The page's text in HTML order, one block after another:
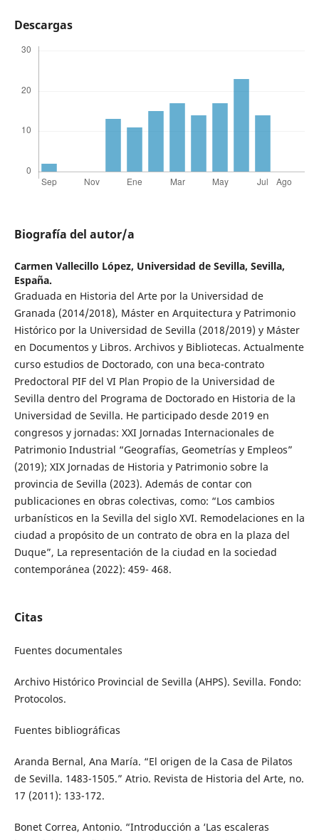
Descargas
Biografía del autor/a
Carmen Vallecillo López, Universidad de Sevilla, Sevilla,
España.
Graduada en Historia del Arte por la Universidad de
Granada (2014/2018), Máster en Arquitectura y Patrimonio
Histórico por la Universidad de Sevilla (2018/2019) y Máster
en Documentos y Libros. Archivos y Bibliotecas. Actualmente
curso estudios de Doctorado, con una beca-contrato
Predoctoral PIF del VI Plan Propio de la Universidad de
Sevilla dentro del Programa de Doctorado en Historia de la
Universidad de Sevilla. He participado desde 2019 en
congresos y jornadas: XXI Jornadas Internacionales de
Patrimonio Industrial “Geografías, Geometrías y Empleos”
(2019); XIX Jornadas de Historia y Patrimonio sobre la
provincia de Sevilla (2023). Además de contar con
publicaciones en obras colectivas, como: “Los cambios
urbanísticos en la Sevilla del siglo XVI. Remodelaciones en la
ciudad a propósito de un contrato de obra en la plaza del
Duque”, La representación de la ciudad en la sociedad
contemporánea (2022): 459- 468.
Citas
Fuentes documentales
Archivo Histórico Provincial de Sevilla (AHPS). Sevilla. Fondo:
Protocolos.
Fuentes bibliográficas
Aranda Bernal, Ana María. “El origen de la Casa de Pilatos
de Sevilla. 1483-1505.” Atrio. Revista de Historia del Arte, no.
17 (2011): 133-172.
Bonet Correa, Antonio. “Introducción a ‘Las escaleras